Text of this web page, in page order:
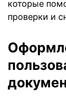
которые
проверки и